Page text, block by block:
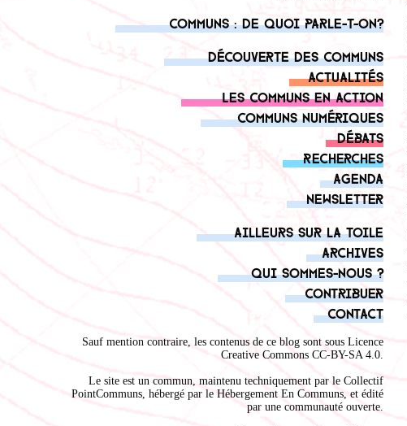
Communs : de quoi parle-t-on?
Découverte des communs
Actualités
Les communs en action
Communs numériques
Débats
Recherches
Agenda
Newsletter
Ailleurs sur la toile
Archives
Qui sommes-nous ?
Contribuer
Contact
Sauf mention contraire, les contenus de ce blog sont sous Licence
Creative Commons CC-BY-SA 4.0.
Le site est un commun, maintenu techniquement par le Collectif
PointCommuns, hébergé par le Hébergement En Communs, et édité
par une communauté ouverte.